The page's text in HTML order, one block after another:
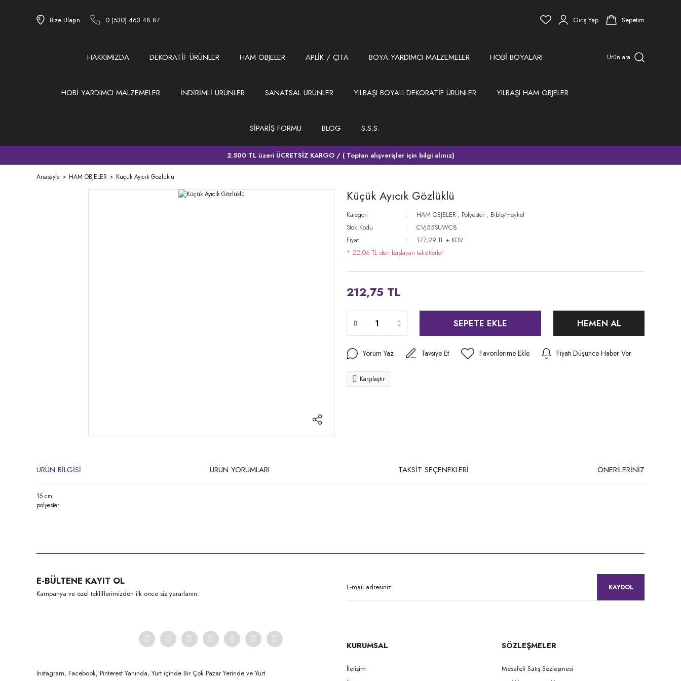
Bize Ulaşın 0 (530) 463 48 87 Giriş Yap Sepetim
HAKKIMIZDA DEKORATİF ÜRÜNLER HAM OBJELER APLİK / ÇITA BOYA YARDIMCI MALZEMELER HOBİ BOYALARI
HOBİ YARDIMCI MALZEMELER İNDİRİMLİ ÜRÜNLER SANATSAL ÜRÜNLER YILBAŞI BOYALI DEKORATİF ÜRÜNLER YILBAŞI HAM OBJELER
SİPARİŞ FORMU BLOG S.S.S.
Ürün ara
2.500 TL üzeri ÜCRETSİZ KARGO / ( Toptan alışverişler için bilgi alınız)
Anasayfa HAM OBJELER Küçük Ayıcık Gözlüklü
Küçük Ayıcık Gözlüklü
Kategori HAM OBJELER , Polyester , Biblo/Heykel
Stok Kodu
CVJ55SUWC8
Fiyat
177,29 TL + KDV
* 22,06 TL den başlayan taksitlerle!
212,75 TL
SEPETE EKLE HEMEN AL
Yorum Yaz Tavsiye Et Fiyatı Düşünce Haber Ver
Karşılaştır
ÜRÜN BİLGİSİ ÜRÜN YORUMLARI TAKSİT SEÇENEKLERİ ÖNERİLERİNİZ
15 cm
polyester
Ürün açıklamasında eksik bilgiler bulunuyor.
Ürün bilgilerinde hatalar bulunuyor.
E-BÜLTENE KAYIT OL
Kampanya ve özel tekliflerimizden ilk önce siz yararlanın.
KAYDOL
Instagram, Facebook, Pinterest Yanında, Yurt içinde Bir Çok Pazar Yerinde ve Yurt
KURUMSAL
İletişim
SÖZLEŞMELER
Mesafeli Satış Sözleşmesi